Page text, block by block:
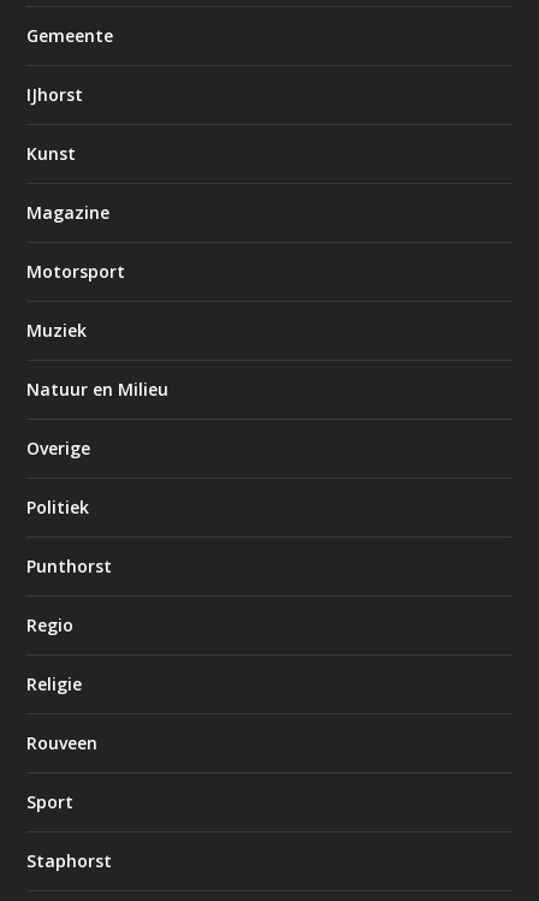
Gemeente
IJhorst
Kunst
Magazine
Motorsport
Muziek
Natuur en Milieu
Overige
Politiek
Punthorst
Regio
Religie
Rouveen
Sport
Staphorst